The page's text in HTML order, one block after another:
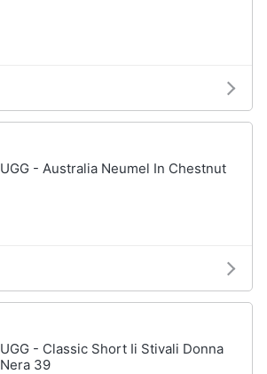
UGG - Australia Neumel In Chestnut
UGG - Classic Short Ii Stivali Donna
Nera 39